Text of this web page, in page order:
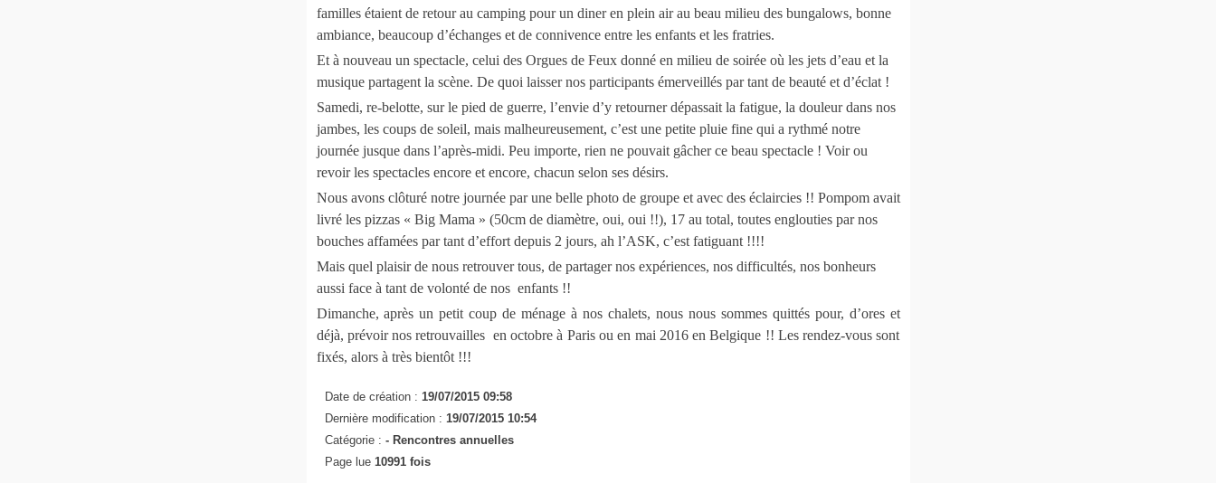
familles étaient de retour au camping pour un diner en plein air au beau milieu des bungalows, bonne
ambiance, beaucoup d’échanges et de connivence entre les enfants et les fratries.
Et à nouveau un spectacle, celui des Orgues de Feux donné en milieu de soirée où les jets d’eau et la
musique partagent la scène. De quoi laisser nos participants émerveillés par tant de beauté et d’éclat !
Samedi, re-belotte, sur le pied de guerre, l’envie d’y retourner dépassait la fatigue, la douleur dans nos
jambes, les coups de soleil, mais malheureusement, c’est une petite pluie fine qui a rythmé notre
journée jusque dans l’après-midi. Peu importe, rien ne pouvait gâcher ce beau spectacle ! Voir ou
revoir les spectacles encore et encore, chacun selon ses désirs.
Nous avons clôturé notre journée par une belle photo de groupe et avec des éclaircies !! Pompom avait
livré les pizzas « Big Mama » (50cm de diamètre, oui, oui !!), 17 au total, toutes englouties par nos
bouches affamées par tant d’effort depuis 2 jours, ah l’ASK, c’est fatiguant !!!!
Mais quel plaisir de nous retrouver tous, de partager nos expériences, nos difficultés, nos bonheurs
aussi face à tant de volonté de nos enfants !!
Dimanche, après un petit coup de ménage à nos chalets, nous nous sommes quittés pour, d’ores et
déjà, prévoir nos retrouvailles en octobre à Paris ou en mai 2016 en Belgique !! Les rendez-vous sont
fixés, alors à très bientôt !!!
Date de création : 19/07/2015 09:58
Dernière modification : 19/07/2015 10:54
Catégorie : - Rencontres annuelles
Page lue 10991 fois